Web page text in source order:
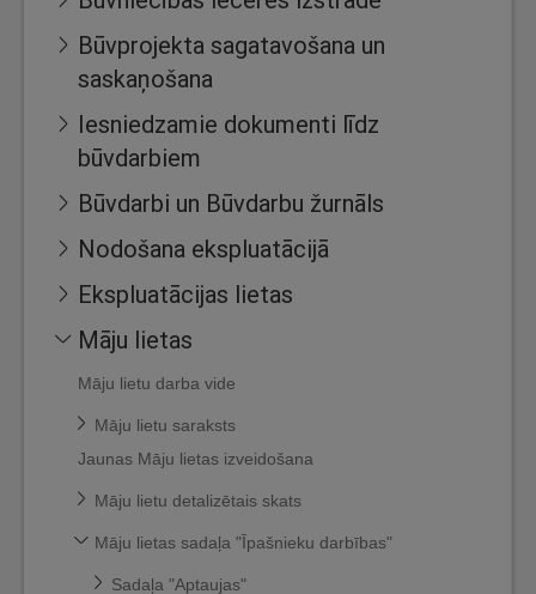
Būvprojekta sagatavošana un
saskaņošana
Iesniedzamie dokumenti līdz
būvdarbiem
Būvdarbi un Būvdarbu žurnāls
Nodošana ekspluatācijā
Ekspluatācijas lietas
Māju lietas
Māju lietu darba vide
Māju lietu saraksts
Jaunas Māju lietas izveidošana
Māju lietu detalizētais skats
Māju lietas sadaļa "Īpašnieku darbības"
Sadaļa "Aptaujas"